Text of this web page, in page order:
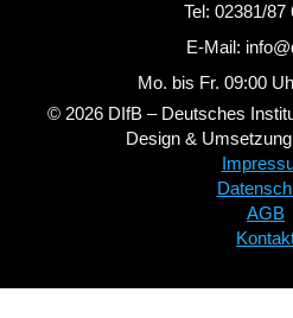
Tel: 02381/87
E-Mail:
Mo. bis Fr. 09:00
© 2026 DIfB – Deutsches
Design &
AGB